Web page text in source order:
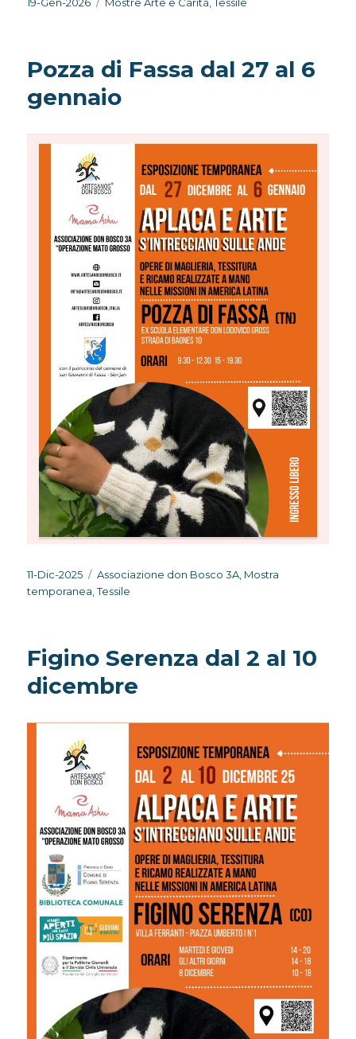
19-Gen-2026 Mostre Arte e Carità, Tessile
Pozza di Fassa dal 27 al 6
gennaio
Pubblicato
il
11-Dic-2025 Categorie
Associazione don Bosco 3A, Mostra
temporanea,Tessile
Figino Serenza dal 2 al 10
dicembre